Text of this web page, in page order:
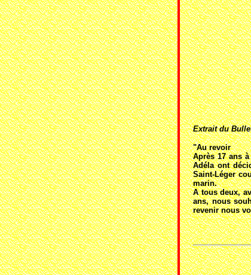
Extrait du
"Au revoir
Après 17 ans
Adéla ont
Saint-Léger
marin.
A tous deux,
ans, nous
revenir nous